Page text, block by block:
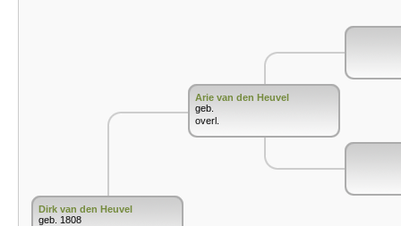
Dirk van den Heuvel
geb. 1808
Arie van den Heuvel
geb.
overl.